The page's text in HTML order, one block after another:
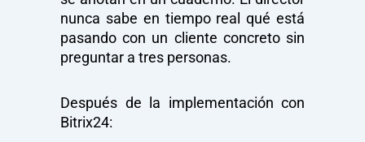
nunca sabe en tiempo real qué está
pasando con un cliente concreto sin
preguntar a tres personas.
Después de la implementación con
Bitrix24: